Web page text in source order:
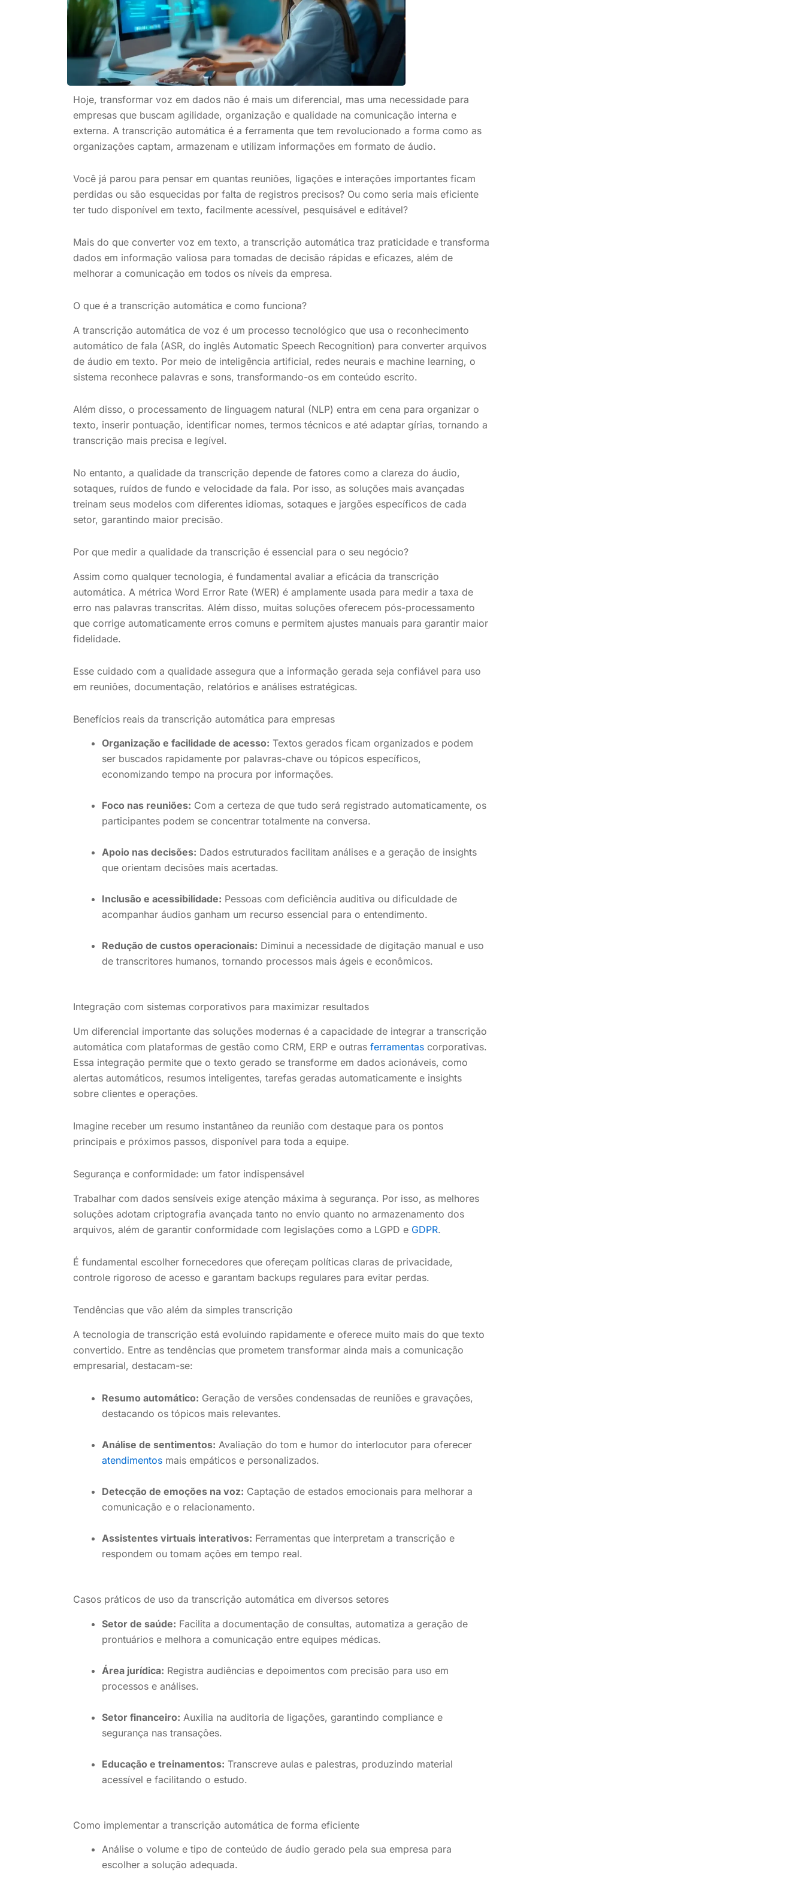
Hoje, transformar voz em dados não é mais um diferencial, mas uma necessidade para
empresas que buscam agilidade, organização e qualidade na comunicação interna e
externa. A transcrição automática é a ferramenta que tem revolucionado a forma como as
organizações captam, armazenam e utilizam informações em formato de áudio.
Você já parou para pensar em quantas reuniões, ligações e interações importantes ficam
perdidas ou são esquecidas por falta de registros precisos? Ou como seria mais eficiente
ter tudo disponível em texto, facilmente acessível, pesquisável e editável?
Mais do que converter voz em texto, a transcrição automática traz praticidade e transforma
dados em informação valiosa para tomadas de decisão rápidas e eficazes, além de
melhorar a comunicação em todos os níveis da empresa.
O que é a transcrição automática e como funciona?
A transcrição automática de voz é um processo tecnológico que usa o reconhecimento
automático de fala (ASR, do inglês Automatic Speech Recognition) para converter arquivos
de áudio em texto. Por meio de inteligência artificial, redes neurais e machine learning, o
sistema reconhece palavras e sons, transformando-os em conteúdo escrito.
Além disso, o processamento de linguagem natural (NLP) entra em cena para organizar o
texto, inserir pontuação, identificar nomes, termos técnicos e até adaptar gírias, tornando a
transcrição mais precisa e legível.
No entanto, a qualidade da transcrição depende de fatores como a clareza do áudio,
sotaques, ruídos de fundo e velocidade da fala. Por isso, as soluções mais avançadas
treinam seus modelos com diferentes idiomas, sotaques e jargões específicos de cada
setor, garantindo maior precisão.
Por que medir a qualidade da transcrição é essencial para o seu negócio?
Assim como qualquer tecnologia, é fundamental avaliar a eficácia da transcrição
automática. A métrica Word Error Rate (WER) é amplamente usada para medir a taxa de
erro nas palavras transcritas. Além disso, muitas soluções oferecem pós-processamento
que corrige automaticamente erros comuns e permitem ajustes manuais para garantir maior
fidelidade.
Esse cuidado com a qualidade assegura que a informação gerada seja confiável para uso
em reuniões, documentação, relatórios e análises estratégicas.
Benefícios reais da transcrição automática para empresas
Organização e facilidade de acesso: Textos gerados ficam organizados e podem
ser buscados rapidamente por palavras-chave ou tópicos específicos,
economizando tempo na procura por informações.
Foco nas reuniões: Com a certeza de que tudo será registrado automaticamente, os
participantes podem se concentrar totalmente na conversa.
Apoio nas decisões: Dados estruturados facilitam análises e a geração de insights
que orientam decisões mais acertadas.
Inclusão e acessibilidade: Pessoas com deficiência auditiva ou dificuldade de
acompanhar áudios ganham um recurso essencial para o entendimento.
Redução de custos operacionais: Diminui a necessidade de digitação manual e uso
de transcritores humanos, tornando processos mais ágeis e econômicos.
Integração com sistemas corporativos para maximizar resultados
Um diferencial importante das soluções modernas é a capacidade de integrar a transcrição
automática com plataformas de gestão como CRM, ERP e outras ferramentas corporativas.
Essa integração permite que o texto gerado se transforme em dados acionáveis, como
alertas automáticos, resumos inteligentes, tarefas geradas automaticamente e insights
sobre clientes e operações.
Imagine receber um resumo instantâneo da reunião com destaque para os pontos
principais e próximos passos, disponível para toda a equipe.
Segurança e conformidade: um fator indispensável
Trabalhar com dados sensíveis exige atenção máxima à segurança. Por isso, as melhores
soluções adotam criptografia avançada tanto no envio quanto no armazenamento dos
arquivos, além de garantir conformidade com legislações como a LGPD e GDPR.
É fundamental escolher fornecedores que ofereçam políticas claras de privacidade,
controle rigoroso de acesso e garantam backups regulares para evitar perdas.
Tendências que vão além da simples transcrição
A tecnologia de transcrição está evoluindo rapidamente e oferece muito mais do que texto
convertido. Entre as tendências que prometem transformar ainda mais a comunicação
empresarial, destacam-se:
Resumo automático: Geração de versões condensadas de reuniões e gravações,
destacando os tópicos mais relevantes.
Análise de sentimentos: Avaliação do tom e humor do interlocutor para oferecer
atendimentos mais empáticos e personalizados.
Detecção de emoções na voz: Captação de estados emocionais para melhorar a
comunicação e o relacionamento.
Assistentes virtuais interativos: Ferramentas que interpretam a transcrição e
respondem ou tomam ações em tempo real.
Casos práticos de uso da transcrição automática em diversos setores
Setor de saúde: Facilita a documentação de consultas, automatiza a geração de
prontuários e melhora a comunicação entre equipes médicas.
Área jurídica: Registra audiências e depoimentos com precisão para uso em
processos e análises.
Setor financeiro: Auxilia na auditoria de ligações, garantindo compliance e
segurança nas transações.
Educação e treinamentos: Transcreve aulas e palestras, produzindo material
acessível e facilitando o estudo.
Como implementar a transcrição automática de forma eficiente
Análise o volume e tipo de conteúdo de áudio gerado pela sua empresa para
escolher a solução adequada.